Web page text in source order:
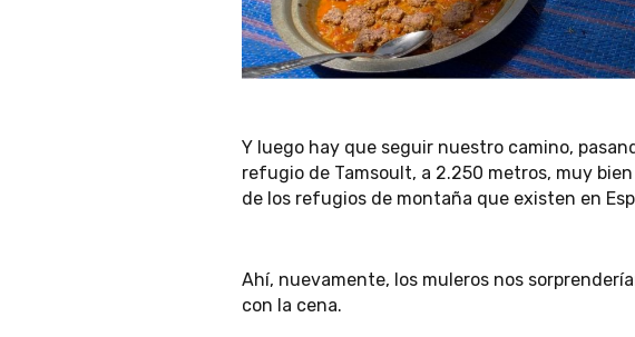
Y luego hay que seguir nuestro camino,
refugio de Tamsoult, a 2.250 metros, muy
de los refugios de montaña que existen en
Ahí, nuevamente, los muleros nos
con la cena.